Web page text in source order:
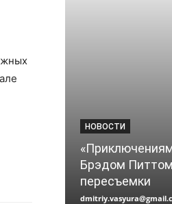
НОВОСТИ
Брэдом
пересъемки